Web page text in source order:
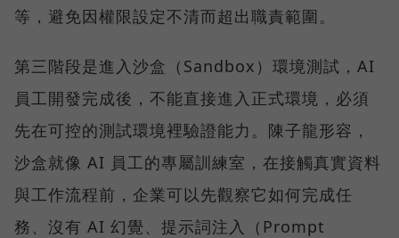
等，避免因權限設定不清而超出職責範圍。
第三階段是進入沙盒（Sandbox）環境測試，AI
員工開發完成後，不能直接進入正式環境，必須
先在可控的測試環境裡驗證能力。陳子龍形容，
沙盒就像 AI 員工的專屬訓練室，在接觸真實資料
與工作流程前，企業可以先觀察它如何完成任
務、沒有 AI 幻覺、提示詞注入（Prompt